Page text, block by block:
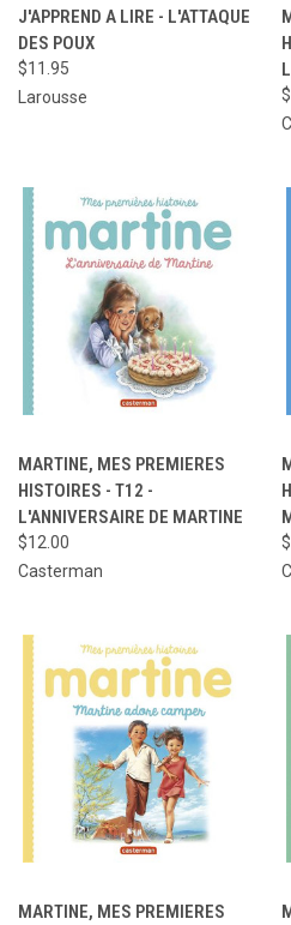
J'APPREND A LIRE - L'ATTAQUE
DES POUX
$11.95
Larousse
MARTINE, MES PREMIERES
HISTOIRES - T12 -
L'ANNIVERSAIRE DE MARTINE
$12.00
Casterman
MARTINE, MES PREMIERES